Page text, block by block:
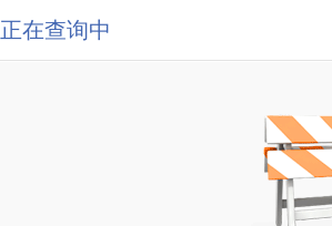
正在查询中